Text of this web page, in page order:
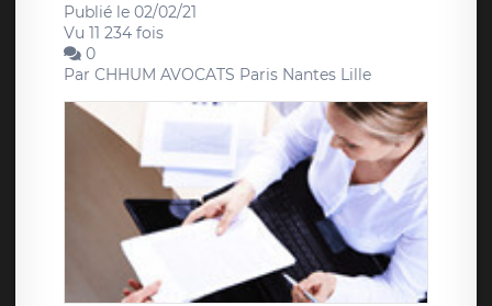
Publié le 02/02/21
Vu 11 234 fois
0
Par CHHUM AVOCATS Paris Nantes Lille